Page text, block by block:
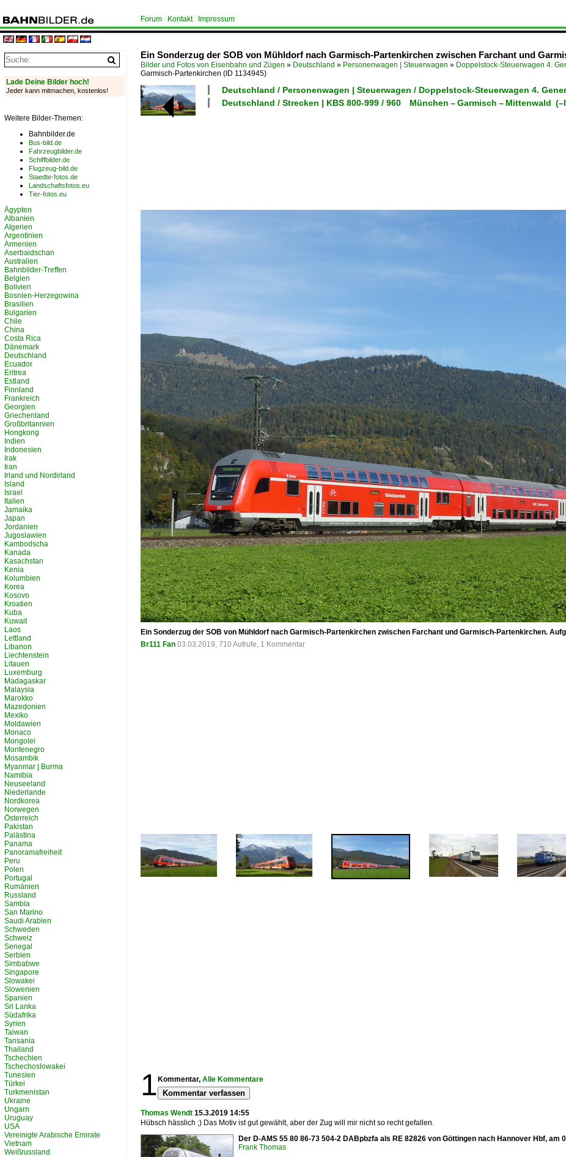
Forum Kontakt Impressum
Ein Sonderzug der SOB von Mühldorf nach Garmisch-Partenkirchen zwischen Farchant und
Bilder und Fotos von Eisenbahn und Zügen » Deutschland » Personenwagen | Steuerwagen » Doppelstock-Steuerwagen 4.
Garmisch-Partenkirchen (ID 1134945)
Deutschland / Personenwagen | Steuerwagen / Doppelstock-Steuerwagen 4.
Deutschland / Strecken | KBS 800-999 / 960 München – Garmisch – Mittenwald
Ein Sonderzug der SOB von Mühldorf nach Garmisch-Partenkirchen zwischen Farchant und Garmisch-Partenkirchen.
Br111 Fan 03.03.2019, 710 Aufrufe, 1 Kommentar
1 Kommentar, Alle Kommentare
Kommentar verfassen
Thomas Wendt 15.3.2019 14:55
Hübsch hässlich ;) Das Motiv ist gut gewählt, aber der Zug will mir nicht so recht gefallen.
Der D-AMS 55 80 86-73 504-2 DABpbzfa als RE 82826 von Göttingen nach Hannover Hbf, am
Frank Thomas
Lade Deine Bilder hoch!
Jeder kann mitmachen, kostenlos!
Weitere Bilder-Themen:
Bahnbilder.de
Bus-bild.de
Fahrzeugbilder.de
Schiffbilder.de
Flugzeug-bild.de
Staedte-fotos.de
Landschaftsfotos.eu
Tier-fotos.eu
Ägypten
Albanien
Algerien
Argentinien
Armenien
Aserbaidschan
Australien
Bahnbilder-Treffen
Belgien
Bolivien
Bosnien-Herzegowina
Brasilien
Bulgarien
Chile
China
Costa Rica
Dänemark
Deutschland
Ecuador
Eritrea
Estland
Finnland
Frankreich
Georgien
Griechenland
Großbritannien
Hongkong
Indien
Indonesien
Irak
Iran
Irland und Nordirland
Island
Israel
Italien
Jamaika
Japan
Jordanien
Jugoslawien
Kambodscha
Kanada
Kasachstan
Kenia
Kolumbien
Korea
Kosovo
Kroatien
Kuba
Kuwait
Laos
Lettland
Libanon
Liechtenstein
Litauen
Luxemburg
Madagaskar
Malaysia
Marokko
Mazedonien
Mexiko
Moldawien
Monaco
Mongolei
Montenegro
Mosambik
Myanmar | Burma
Namibia
Neuseeland
Niederlande
Nordkorea
Norwegen
Österreich
Pakistan
Palästina
Panama
Panoramafreiheit
Peru
Polen
Portugal
Rumänien
Russland
Sambia
San Marino
Saudi Arabien
Schweden
Schweiz
Senegal
Serbien
Simbabwe
Singapore
Slowakei
Slowenien
Spanien
Sri Lanka
Südafrika
Syrien
Taiwan
Tansania
Thailand
Tschechien
Tschechoslowakei
Tunesien
Türkei
Turkmenistan
Ukraine
Ungarn
Uruguay
USA
Vereinigte Arabische Emirate
Vietnam
Weißrussland